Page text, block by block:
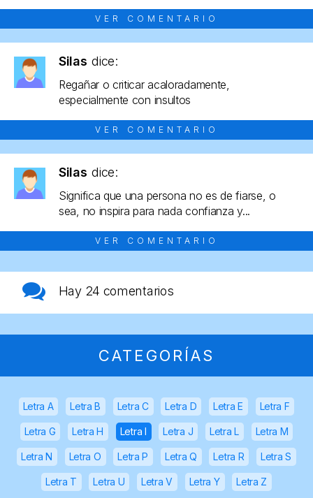
VER COMENTARIO
Silas dice:
Regañar o criticar acaloradamente,
especialmente con insultos
VER COMENTARIO
Silas dice:
Significa que una persona no es de fiarse, o
sea, no inspira para nada confianza y...
VER COMENTARIO
Hay 24 comentarios
CATEGORÍAS
Letra A Letra B Letra C Letra D Letra E Letra F
Letra G Letra H Letra I Letra J Letra L Letra M
Letra N Letra O Letra P Letra Q Letra R Letra S
Letra T Letra U Letra V Letra Y Letra Z